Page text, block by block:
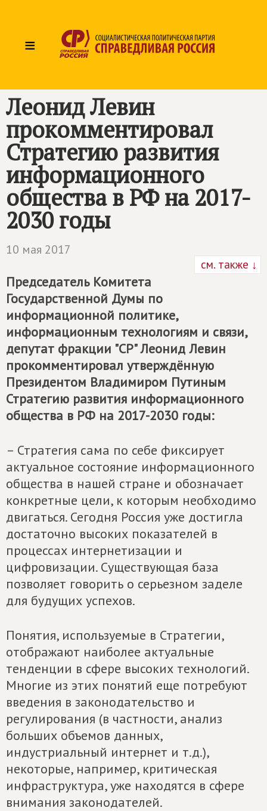
≡
Леонид Левин
прокомментировал
Стратегию развития
информационного
общества в РФ на 2017-
2030 годы
10 мая 2017
см. также ↓
Председатель Комитета
Государственной Думы по
информационной политике,
информационным технологиям и связи,
депутат фракции "СР" Леонид Левин
прокомментировал утверждённую
Президентом Владимиром Путиным
Стратегию развития информационного
общества в РФ на 2017-2030 годы:
– Стратегия сама по себе фиксирует
актуальное состояние информационного
общества в нашей стране и обозначает
конкретные цели, к которым необходимо
двигаться. Сегодня Россия уже достигла
достаточно высоких показателей в
процессах интернетизации и
цифровизации. Существующая база
позволяет говорить о серьезном заделе
для будущих успехов.
Понятия, используемые в Стратегии,
отображают наиболее актуальные
тенденции в сфере высоких технологий.
Многие из этих понятий еще потребуют
введения в законодательство и
регулирования (в частности, анализ
больших объемов данных,
индустриальный интернет и т.д.),
некоторые, например, критическая
инфраструктура, уже находятся в сфере
внимания законодателей.